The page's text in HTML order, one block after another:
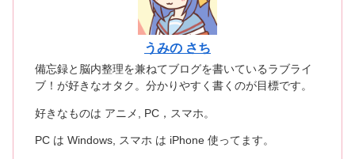
うみの さち
備忘録と脳内整理を兼ねてブログを書いているラブライ
ブ！が好きなオタク。分かりやすく書くのが目標です。
好きなものは アニメ, PC，スマホ。
PC は Windows, スマホ は iPhone 使ってます。